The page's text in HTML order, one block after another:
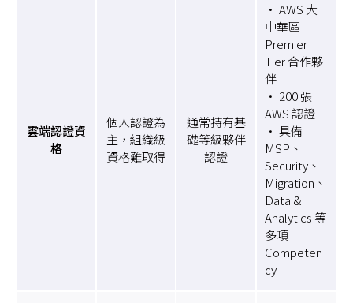
雲端認證資
格
個人認證為
主，組織級
資格難取得
通常持有基
礎等級夥伴
認證
• AWS 大
中華區
Premier
Tier 合作夥
伴
• 200 張
AWS 認證
• 具備
MSP、
Security、
Migration、
Data &
Analytics 等
多項
Competen
cy